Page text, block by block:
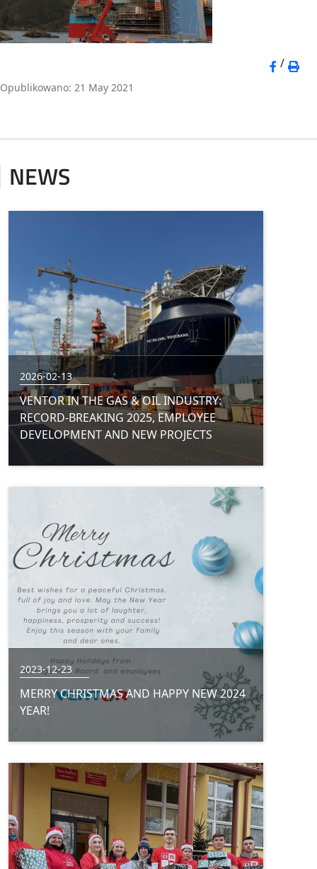
/
Opublikowano: 21 May 2021
NEWS
2026-02-13
VENTOR IN THE GAS & OIL INDUSTRY:
RECORD-BREAKING 2025, EMPLOYEE
DEVELOPMENT AND NEW PROJECTS
2023-12-23
MERRY CHRISTMAS AND HAPPY NEW 2024
YEAR!